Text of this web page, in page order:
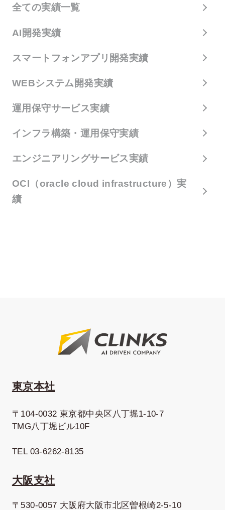
全ての実績一覧
AI開発実績
スマートフォンアプリ開発実績
WEBシステム開発実績
運用保守サービス実績
インフラ構築・運用保守実績
エンジニアリングサービス実績
OCI（oracle cloud infrastructure）実
績
東京本社
〒104-0032 東京都中央区八丁堀1-10-7
TMG八丁堀ビル10F
TEL 03-6262-8135
大阪支社
〒530-0057 大阪府大阪市北区曽根崎2-5-10